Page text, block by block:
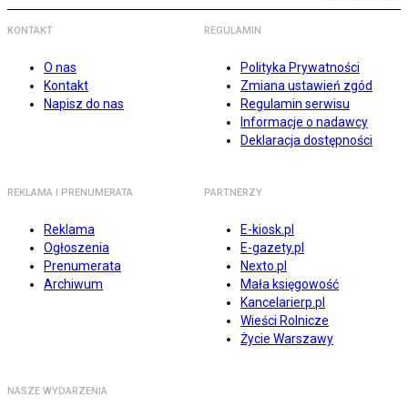
KONTAKT
O nas
Kontakt
Napisz do nas
REGULAMIN
Polityka Prywatności
Zmiana ustawień zgód
Regulamin serwisu
Informacje o nadawcy
Deklaracja dostępności
REKLAMA I PRENUMERATA
Reklama
Ogłoszenia
Prenumerata
Archiwum
PARTNERZY
E-kiosk.pl
E-gazety.pl
Nexto.pl
Mała księgowość
Kancelarierp.pl
Wieści Rolnicze
Życie Warszawy
NASZE WYDARZENIA